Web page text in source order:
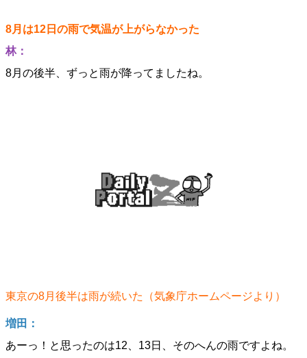
8月は12日の雨で気温が上がらなかった
林：
8月の後半、ずっと雨が降ってましたね。
東京の8月後半は雨が続いた（気象庁ホームページより）
増田：
あーっ！と思ったのは12、13日、そのへんの雨ですよね。